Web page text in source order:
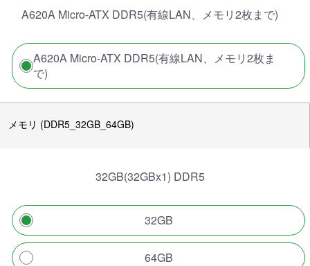
A620A Micro-ATX DDR5(有線LAN、メモリ2枚まで)
A620A Micro-ATX DDR5(有線LAN、メモリ2枚ま
で)
メモリ (DDR5_32GB_64GB)
32GB(32GBx1) DDR5
32GB
64GB